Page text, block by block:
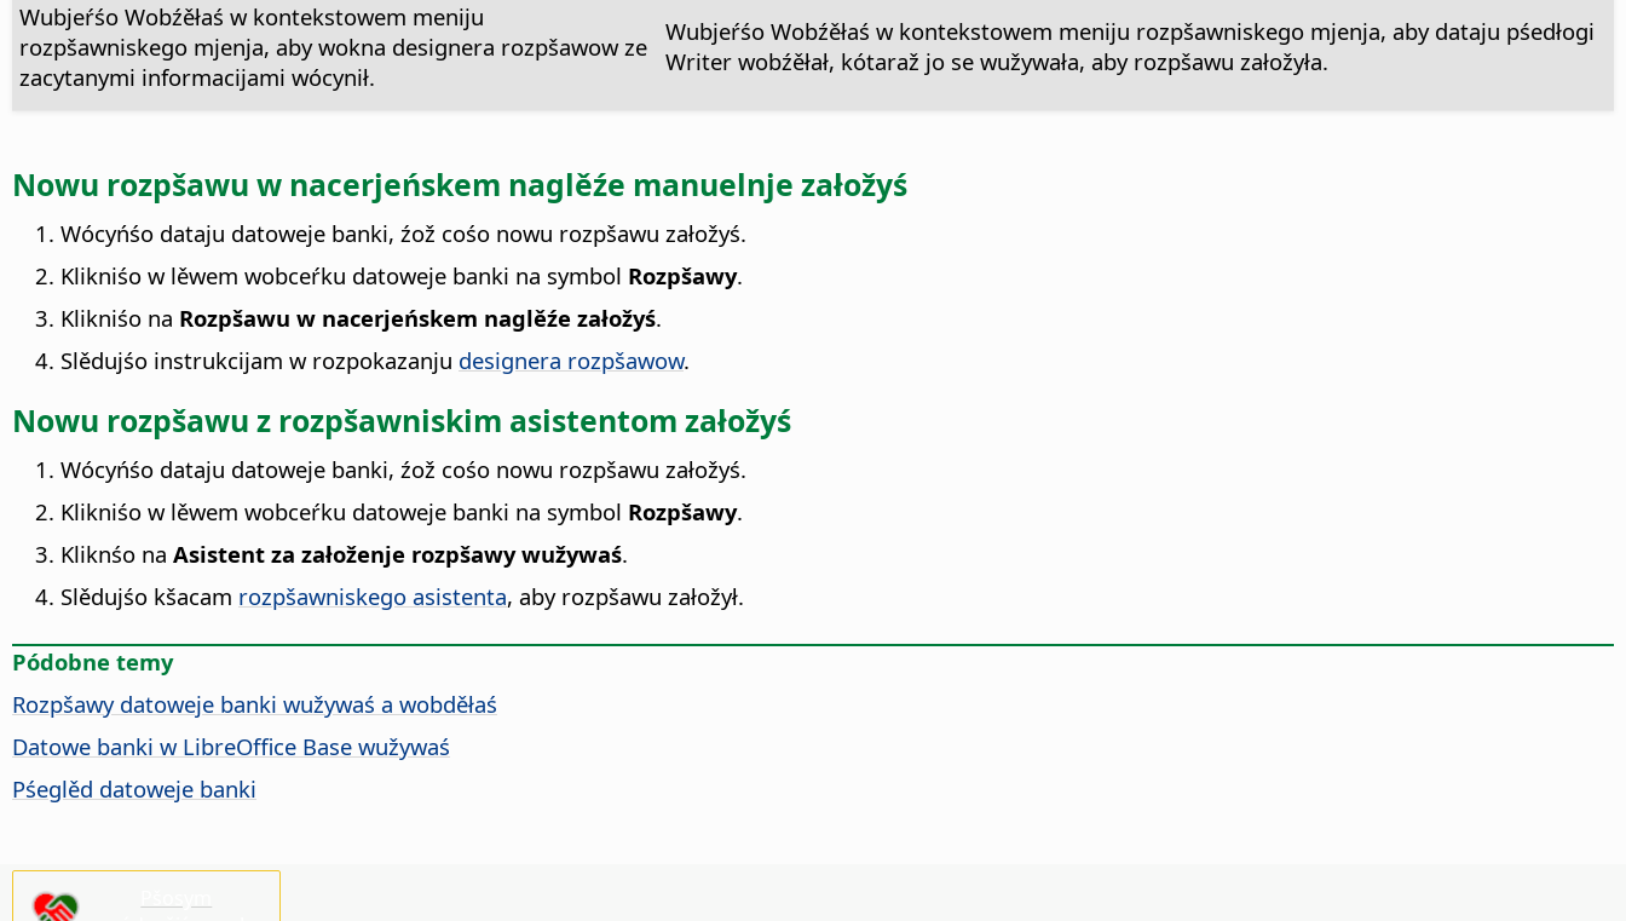
Wubjeŕśo Wobźěłaś w kontekstowem meniju
rozpšawniskego mjenja, aby wokna designera rozpšawow ze
zacytanymi informacijami wócynił.
Wubjeŕśo Wobźěłaś w kontekstowem meniju rozpšawniskego mjenja, aby dataju pśedłogi
Writer wobźěłał, kótaraž jo se wužywała, aby rozpšawu załožyła.
Nowu rozpšawu w nacerjeńskem naglěźe manuelnje załožyś
Wócyńśo dataju datoweje banki, źož cośo nowu rozpšawu załožyś.
Klikniśo w lěwem wobceŕku datoweje banki na symbol Rozpšawy.
Klikniśo na Rozpšawu w nacerjeńskem naglěźe załožyś.
Slědujśo instrukcijam w rozpokazanju designera rozpšawow.
Nowu rozpšawu z rozpšawniskim asistentom załožyś
Wócyńśo dataju datoweje banki, źož cośo nowu rozpšawu załožyś.
Klikniśo w lěwem wobceŕku datoweje banki na symbol Rozpšawy.
Kliknśo na Asistent za załoženje rozpšawy wužywaś.
Slědujśo kšacam rozpšawniskego asistenta, aby rozpšawu załožył.
Pódobne temy
Rozpšawy datoweje banki wužywaś a wobděłaś
Datowe banki w LibreOffice Base wužywaś
Pśeglěd datoweje banki